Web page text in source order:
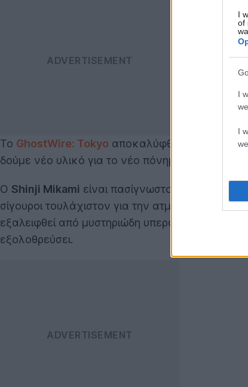
I
of
I
I
Το GhostWire: Tokyo αποκαλύφθηκε επίσημα
δούμε νέο υλικό για το νέο πόνημα του
Ο Shinji Mikami είναι πασίγνωστος στον χώρο
σίγουροι τουλάχιστον για την ατμόσφαιρα του
εξαλειφθεί από μυστηριώδη υπερφυσικά όντα. Ο
εξολοθρεύσει.